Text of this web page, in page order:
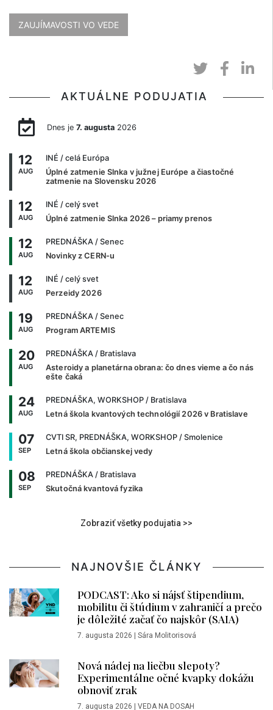
ZAUJÍMAVOSTI VO VEDE
AKTUÁLNE PODUJATIA
Dnes je 7. augusta2026
12
AUG
INÉ / celá Európa
Úplné zatmenie Slnka v južnej Európe a čiastočné
zatmenie na Slovensku 2026
12
AUG
INÉ / celý svet
Úplné zatmenie Slnka 2026 – priamy prenos
12
AUG
PREDNÁŠKA / Senec
Novinky z CERN-u
12
AUG
INÉ / celý svet
Perzeidy 2026
19
AUG
PREDNÁŠKA / Senec
Program ARTEMIS
20
AUG
PREDNÁŠKA / Bratislava
Asteroidy a planetárna obrana: čo dnes vieme a čo nás
ešte čaká
24
AUG
PREDNÁŠKA, WORKSHOP / Bratislava
Letná škola kvantových technológií 2026 v Bratislave
07
SEP
CVTI SR, PREDNÁŠKA, WORKSHOP / Smolenice
Letná škola občianskej vedy
08
SEP
PREDNÁŠKA / Bratislava
Skutočná kvantová fyzika
Zobraziť všetky podujatia >>
NAJNOVŠIE ČLÁNKY
PODCAST: Ako si nájsť štipendium,
mobilitu či štúdium v zahraničí a prečo
je dôležité začať čo najskôr (SAIA)
7. augusta 2026 | Sára Molitorisová
Nová nádej na liečbu slepoty?
Experimentálne očné kvapky dokážu
obnoviť zrak
7. augusta 2026 | VEDA NA DOSAH